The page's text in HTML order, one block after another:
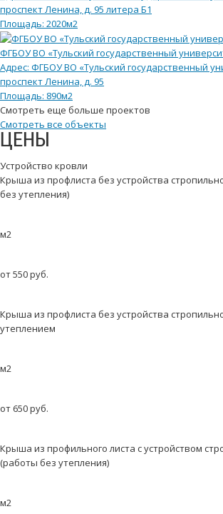
проспект Ленина, д. 95 литера Б1
Площадь: 2020м2
ФГБОУ ВО «Тульский государственный
Адрес: ФГБОУ ВО «Тульский государственный
проспект Ленина, д. 95
Площадь: 890м2
Смотреть еще больше проектов
Смотреть все объекты
ЦЕНЫ
Устройство кровли
Крыша из профлиста без устройства
без утепления)
м2
от 550 руб.
Крыша из профлиста без устройства
утеплением
м2
от 650 руб.
Крыша из профильного листа с устройством
(работы без утепления)
м2